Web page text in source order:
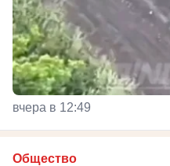
вчера в 12:49
Общество